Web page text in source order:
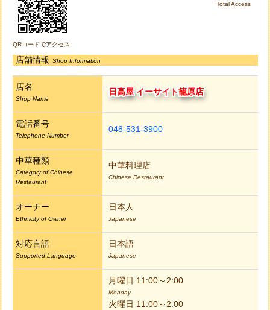
Total Access
QRコードでアクセス
店舗情報 Shop Information
店名
Shop Name
日高屋 イーサイト籠原店
電話番号
Telephone Number
048-531-3900
中華種類
Category of Chinese
Restaurant
中華料理店
Chinese Restaurant
オーナー
Ethnicity of Owner
日本人
Japanese
対応言語
Supported Language
日本語
Japanese
月曜日 11:00～2:00
Monday
火曜日 11:00～2:00